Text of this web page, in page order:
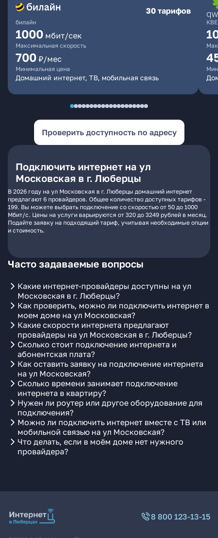
билайн
30 тарифов
1000 мбит/сек
Максимальная скорость
700 ₽/мес
Минимальная цена
Домашний интернет, ТВ, мобильная связь
Проверить доступность по адресу
Подключить интернет на ул
Московская в г. Люберцы
В 2026 году на ул Московская в г. Люберцы домашний интернет
предлагают 6 провайдеров. Общее количество доступных тарифов -
199. Вы можете выбрать подключение со скоростью от 50 до 1000
Мбит/с. Цены на услуги варьируются от 320 до 3249 рублей в месяц.
Подайте заявку на подходящий тариф, учитывая необходимые опции
и стоимость.
Часто задаваемые вопросы
Какие интернет-провайдеры доступны на ул
Московская в г. Люберцы?
Как проверить, можно ли подключить интернет в
моем доме на ул Московская?
Какие скорости интернета предлагают
провайдеры на ул Московская в г. Люберцы?
Сколько стоит подключение интернета и
абонентская плата?
Как оставить заявку на подключение интернета
на ул Московская?
Сколько времени занимает подключение
интернета в квартиру?
Нужен ли роутер или другое оборудование для
подключения?
Можно ли подключить интернет вместе с ТВ или
мобильной связью на ул Московская?
Что делать, если в моём доме нет нужного
провайдера?
8 800 123-13-15